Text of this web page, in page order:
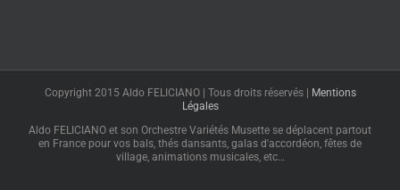
Copyright 2015 Aldo FELICIANO | Tous droits réservés |
Mentions
Légales
Aldo FELICIANO et son Orchestre Variétés Musette se déplacent partout
en France pour vos bals, thés dansants, galas d'accordéon, fêtes de
village, animations musicales, etc…